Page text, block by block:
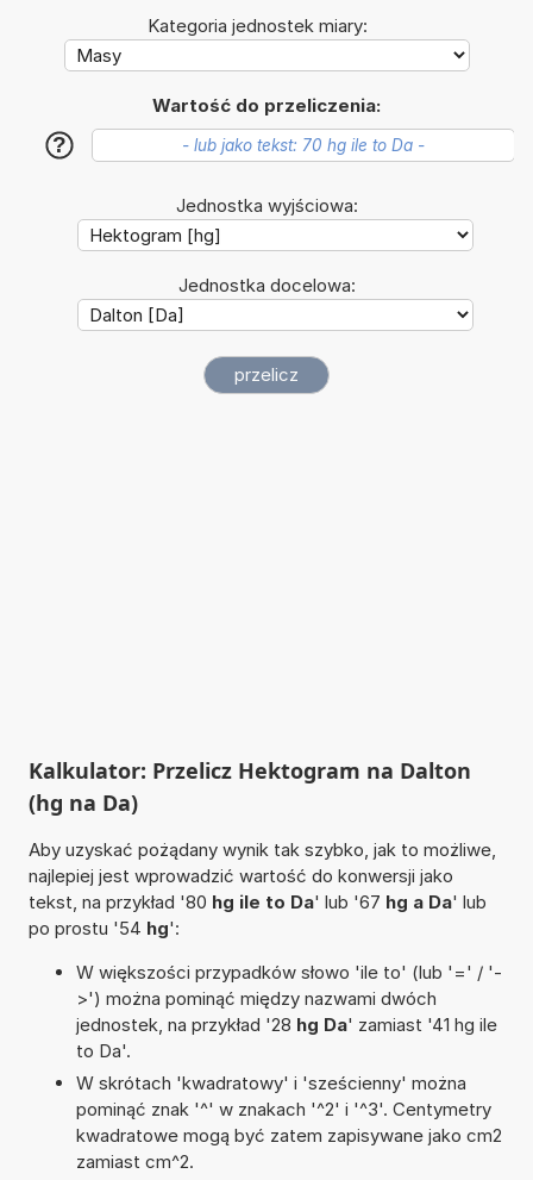
Kategoria jednostek miary:
Wartość do przeliczenia:
?
Jednostka wyjściowa:
Jednostka docelowa:
Kalkulator: Przelicz Hektogram na Dalton
(hg na Da)
Aby uzyskać pożądany wynik tak szybko, jak to możliwe,
najlepiej jest wprowadzić wartość do konwersji jako
tekst, na przykład '80 hg ile to Da' lub '67 hg a Da' lub
po prostu '54 hg':
W większości przypadków słowo 'ile to' (lub '=' / '-
>') można pominąć między nazwami dwóch
jednostek, na przykład '28 hg Da' zamiast '41 hg ile
to Da'.
W skrótach 'kwadratowy' i 'sześcienny' można
pominąć znak '^' w znakach '^2' i '^3'. Centymetry
kwadratowe mogą być zatem zapisywane jako cm2
zamiast cm^2.